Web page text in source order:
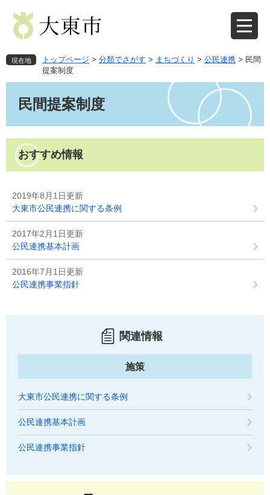
先
で
を
ば
現在地 トップページ > 分類でさがす > まちづくり > 公民連携 > 民間
提案制度
民間提案制度
おすすめ情報
2019年8月1日更新
大東市公民連携に関する条例
2017年2月1日更新
公民連携基本計画
2016年7月1日更新
公民連携事業指針
関連情報
施策
大東市公民連携に関する条例
公民連携基本計画
公民連携事業指針